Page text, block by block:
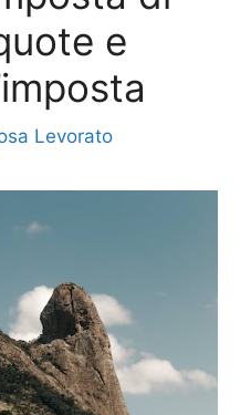
e
Levorato